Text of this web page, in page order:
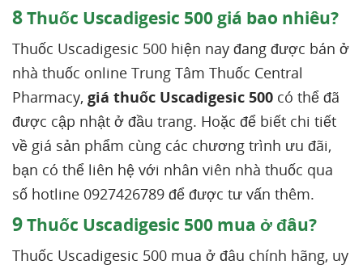
8Thuốc Uscadigesic 500 giá bao nhiêu?
Thuốc Uscadigesic 500 hiện nay đang được bán ở
nhà thuốc online Trung Tâm Thuốc Central
Pharmacy, giá thuốc Uscadigesic 500 có thể đã
được cập nhật ở đầu trang. Hoặc để biết chi tiết
về giá sản phẩm cùng các chương trình ưu đãi,
bạn có thể liên hệ với nhân viên nhà thuốc qua
số hotline 0927426789 để được tư vấn thêm.
9Thuốc Uscadigesic 500 mua ở đâu?
Thuốc Uscadigesic 500 mua ở đâu chính hãng, uy